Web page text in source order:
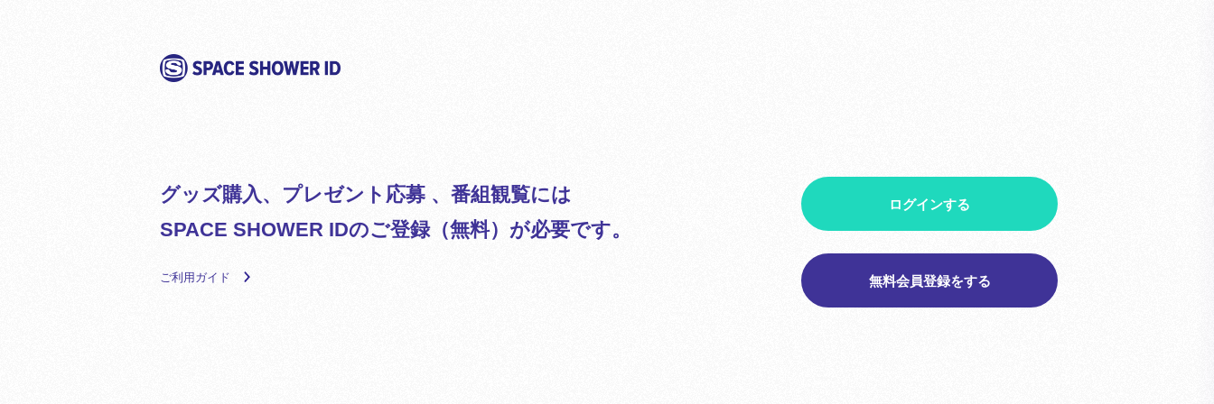
グッズ購入、プレゼント応募 、番組観覧には
SPACE SHOWER IDのご登録（無料）が必要です。
ご利用ガイド
ログインする
無料会員登録をする